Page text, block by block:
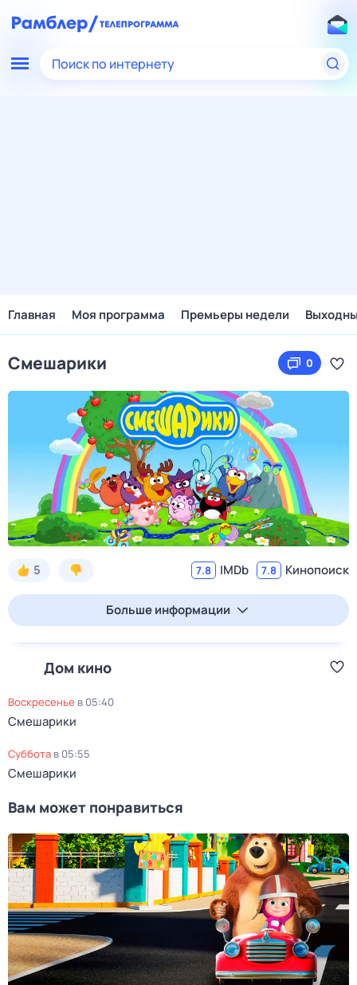
Поиск по интернету
Главная Моя программа Премьеры недели
Смешарики 0
5 7.8 IMDb 7.8 Кинопоиск
Больше информации
Дом кино
воскресенье в 05:40
Смешарики
суббота в 05:55
Смешарики
Вам может понравиться